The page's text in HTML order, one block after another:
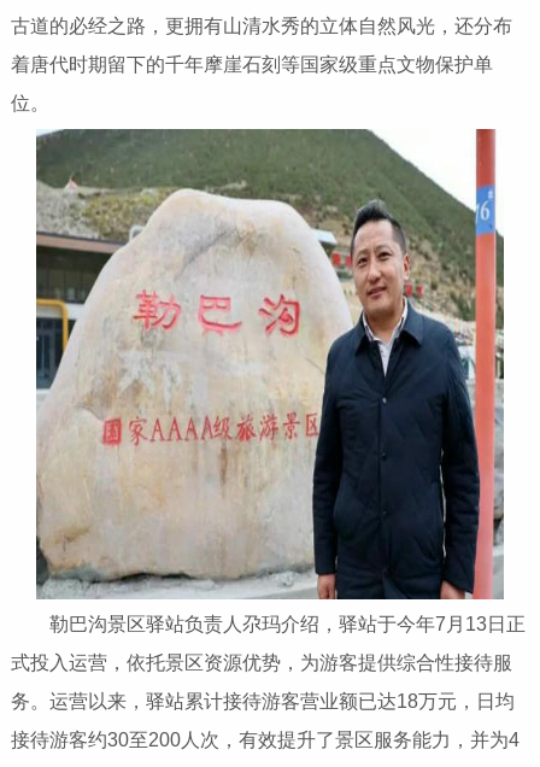
古道的必经之路，更拥有山清水秀的立体自然风光，还分布
着唐代时期留下的千年摩崖石刻等国家级重点文物保护单
位。
勒巴沟景区驿站负责人尕玛介绍，驿站于今年7月13日正
式投入运营，依托景区资源优势，为游客提供综合性接待服
务。运营以来，驿站累计接待游客营业额已达18万元，日均
接待游客约30至200人次，有效提升了景区服务能力，并为4